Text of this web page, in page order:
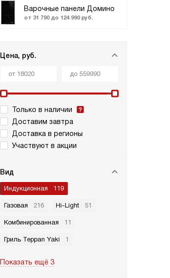
Варочные панели Домино
от 31 790 до 124 990 руб.
Цена, руб.
Только в наличии
Доставим завтра
Доставка в регионы
Участвуют в акции
Вид
Индукционная 119
Газовая 216 Hi-Light 51
Комбинированная 11
Гриль Teppan Yaki 1
Показать ещё 3